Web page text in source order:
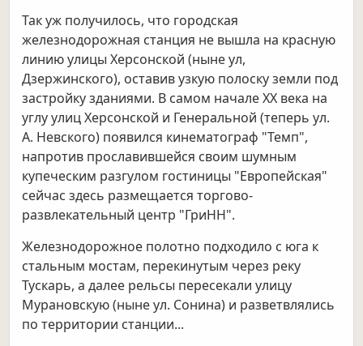
Так уж получилось, что городская
железнодорожная станция не вышла на красную
линию улицы Херсонской (ныне ул,
Дзержинского), оставив узкую полоску земли под
застройку зданиями. В самом начале XX века на
углу улиц Херсонской и Генеральной (теперь ул.
А. Невского) появился кинематограф "Темп",
напротив прославившейся своим шумным
купеческим разгулом гостиницы "Европейская"
сейчас здесь размещается торгово-
развлекательный центр "ГриНН".
Железнодорожное полотно подходило с юга к
стальным мостам, перекинутым через реку
Тускарь, а далее рельсы пересекали улицу
Мурановскую (ныне ул. Сонина) и разветвлялись
по территории станции...